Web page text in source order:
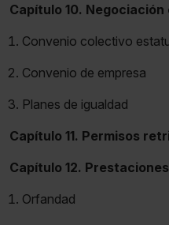
Capítulo 10.
Convenio colectivo
Convenio de empresa
Planes de igualdad
Capítulo 11. Permisos
Capítulo 12.
Orfandad